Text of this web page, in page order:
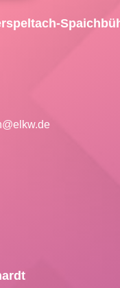
elkw.de